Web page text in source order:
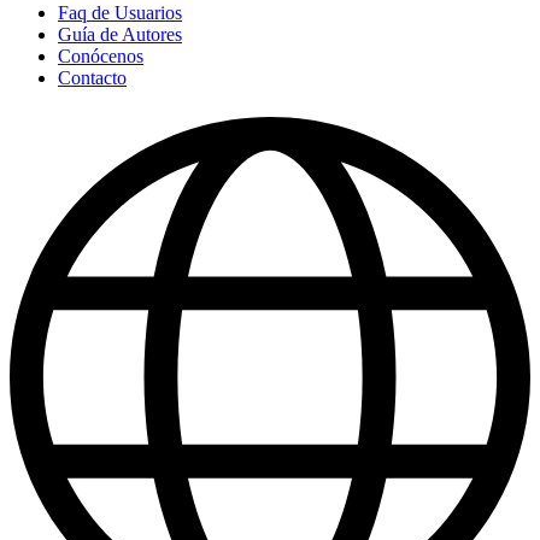
Faq de Usuarios
Guía de Autores
Conócenos
Contacto